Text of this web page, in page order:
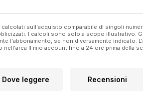
calcolati sull'acquisto comparabile di singoli
I calcoli sono solo a scopo illustrativo.
l'abbonamento, se non diversamente indicato.
nell'area Il mio account fino a 24 ore prima della
Dove leggere Recensioni